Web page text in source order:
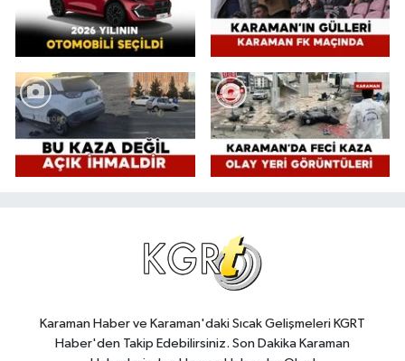
Karaman Haber ve Karaman'daki Sıcak Gelişmeleri KGRT
Haber'den Takip Edebilirsiniz. Son Dakika Karaman